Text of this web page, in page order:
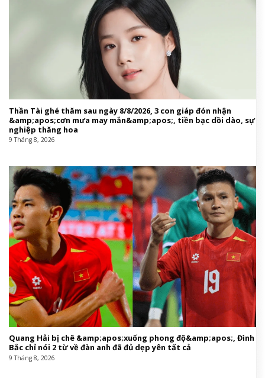
Thần Tài ghé thăm sau ngày 8/8/2026, 3 con giáp đón nhận
&amp;apos;cơn mưa may mắn&amp;apos;, tiền bạc dồi dào, sự
nghiệp thăng hoa
9 Tháng 8, 2026
Quang Hải bị chê &amp;apos;xuống phong độ&amp;apos;, Đình
Bắc chỉ nói 2 từ về đàn anh đã đủ dẹp yên tất cả
9 Tháng 8, 2026